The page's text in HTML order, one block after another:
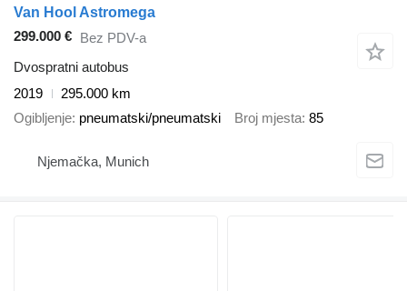
Van Hool Astromega
299.000 € Bez PDV-a
Dvospratni autobus
2019
295.000 km
Ogibljenje pneumatski/pneumatski Broj mjesta 85
Njemačka, Munich